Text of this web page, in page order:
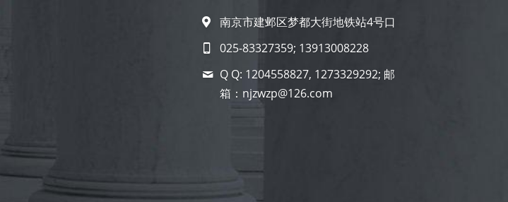
南京市建邺区梦都大街地铁站4号口
025-83327359; 13913008228
Q Q: 1204558827, 1273329292; 邮
箱：njzwzp@126.com